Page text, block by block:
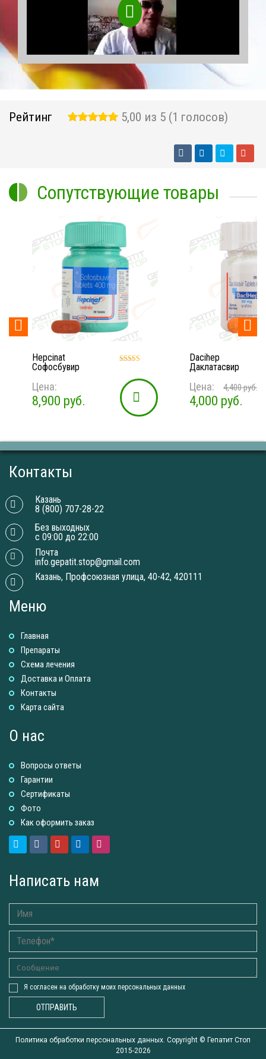
Рейтинг 5,00 из 5 (1 голосов)
Сопутствующие товары
Dacihep
5.00
Даклатасвир
Цена:
4,000руб.
Sofovir
Софосбувир
Цена: 11,000
10,000руб.
 
Контакты
Казань
8 (800) 707-28-22
Без выходных
с 09:00 до 22:00
Почта
info.gepatit.stop@gmail.com
Казань, Профсоюзная улица, 40-42, 420111
Меню
Главная
Препараты
Схема лечения
Доставка и Оплатa
Контакты
Карта сайта
О нас
Вопросы ответы
Гарантии
Сертификаты
Фото
Как оформить заказ
Написать нам
Я согласен на обработку моих персональных данных
ОТПРАВИТЬ
Политика обработки персональных данных. Copyright © Гепатит Стоп
2015-2026